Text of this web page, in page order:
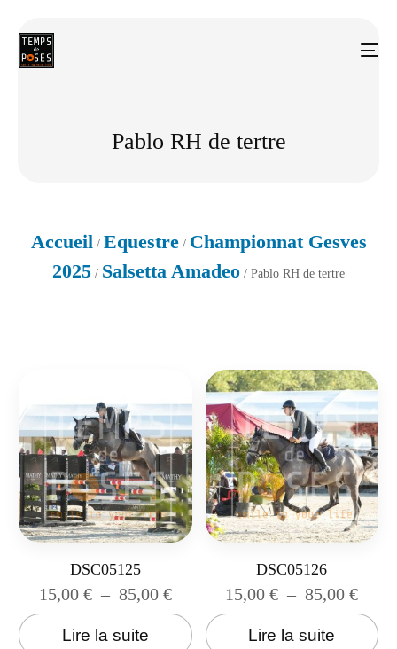
Pablo RH de tertre
Accueil / Equestre/ Championnat Gesves
2025 / Salsetta Amadeo / Pablo RH de tertre
DSC05125
15,00 € – 85,00 €
Lire la suite
DSC05126
15,00€ – 85,00€
Lire la suite